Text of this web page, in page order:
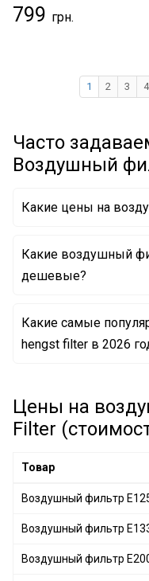
799
1 2 3 4
Часто
Воздушный
Какие цены на
Какие воздушный
дешевые?
Воздушный
Воздушный
Какие самые
hengst filter в 2026
Воздушный
Цены на
Filter
Товар
Воздушный фильтр
Воздушный фильтр
Воздушный фильтр